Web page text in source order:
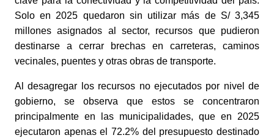
Solo en 2025 quedaron sin utilizar más de S/ 3,345
millones asignados al sector, recursos que pudieron
destinarse a cerrar brechas en carreteras, caminos
vecinales, puentes y otras obras de transporte.
Al desagregar los recursos no ejecutados por nivel de
gobierno, se observa que estos se concentraron
principalmente en las municipalidades, que en 2025
ejecutaron apenas el 72.2% del presupuesto destinado